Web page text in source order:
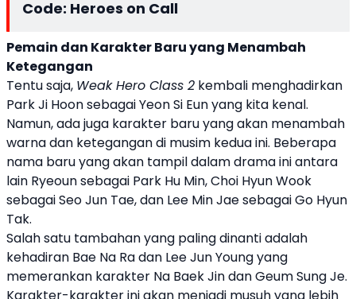
Code: Heroes on Call
Pemain dan Karakter Baru yang Menambah
Ketegangan
Tentu saja, Weak Hero Class 2 kembali menghadirkan
Park Ji Hoon sebagai Yeon Si Eun yang kita kenal.
Namun, ada juga karakter baru yang akan menambah
warna dan ketegangan di musim kedua ini. Beberapa
nama baru yang akan tampil dalam drama ini antara
lain Ryeoun sebagai Park Hu Min, Choi Hyun Wook
sebagai Seo Jun Tae, dan Lee Min Jae sebagai Go Hyun
Tak.
Salah satu tambahan yang paling dinanti adalah
kehadiran Bae Na Ra dan Lee Jun Young yang
memerankan karakter Na Baek Jin dan Geum Sung Je.
Karakter-karakter ini akan menjadi musuh yang lebih